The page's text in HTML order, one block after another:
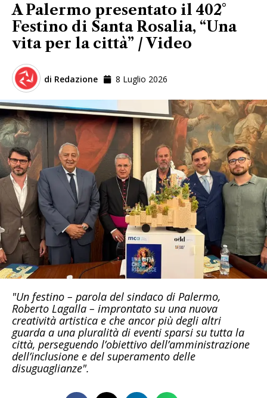
A Palermo presentato il 402°
Festino di Santa Rosalia, “Una
vita per la città” / Video
di Redazione 8 Luglio 2026
"Un festino – parola del sindaco di Palermo,
Roberto Lagalla – improntato su una nuova
creatività artistica e che ancor più degli altri
guarda a una pluralità di eventi sparsi su tutta la
città, perseguendo l’obiettivo dell’amministrazione
dell’inclusione e del superamento delle
disuguaglianze".